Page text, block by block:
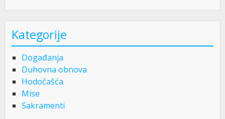
Kategorije
Događanja
Duhovna obnova
Hodočašća
Mise
Sakramenti